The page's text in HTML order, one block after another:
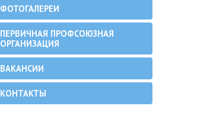
ФОТОГАЛЕРЕИ
ПЕРВИЧНАЯ ПРОФСОЮЗНАЯ
ОРГАНИЗАЦИЯ
ВАКАНСИИ
КОНТАКТЫ